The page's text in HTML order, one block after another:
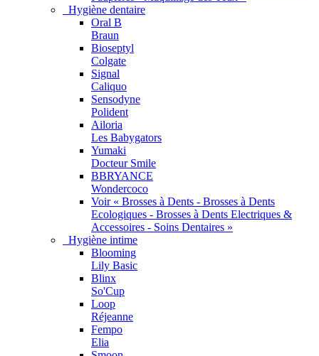
Hygiène dentaire
Oral B
Braun
Bioseptyl
Colgate
Signal
Caliquo
Sensodyne
Polident
Ailoria
Les Babygators
Yumaki
Docteur Smile
BBRYANCE
Wondercoco
Voir « Brosses à Dents - Brosses à Dents
Ecologiques - Brosses à Dents Electriques &
Accessoires - Soins Dentaires »
Hygiène intime
Blooming
Lily Basic
Blinx
So'Cup
Loop
Réjeanne
Fempo
Elia